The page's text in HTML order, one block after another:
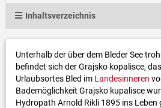
Inhaltsverzeichnis
Unterhalb der über dem Bleder See
befindet sich der Grajsko kopalisce,
Urlaubsortes Bled im Landesinneren
Bademöglichkeit Grajsko kupalisce
Hydropath Arnold Rikli 1895 ins Leben